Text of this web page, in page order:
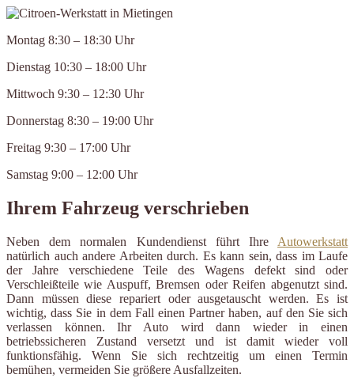
Montag 8:30 – 18:30 Uhr
Dienstag 10:30 – 18:00 Uhr
Mittwoch 9:30 – 12:30 Uhr
Donnerstag 8:30 – 19:00 Uhr
Freitag 9:30 – 17:00 Uhr
Samstag 9:00 – 12:00 Uhr
Ihrem Fahrzeug verschrieben
Neben dem normalen Kundendienst führt Ihre Autowerkstatt
natürlich auch andere Arbeiten durch. Es kann sein, dass im Laufe
der Jahre verschiedene Teile des Wagens defekt sind oder
Verschleißteile wie Auspuff, Bremsen oder Reifen abgenutzt sind.
Dann müssen diese repariert oder ausgetauscht werden. Es ist
wichtig, dass Sie in dem Fall einen Partner haben, auf den Sie sich
verlassen können. Ihr Auto wird dann wieder in einen
betriebssicheren Zustand versetzt und ist damit wieder voll
funktionsfähig. Wenn Sie sich rechtzeitig um einen Termin
bemühen, vermeiden Sie größere Ausfallzeiten.